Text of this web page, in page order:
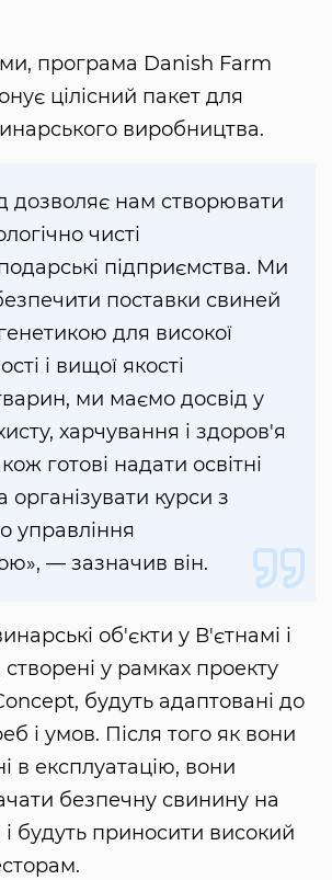
програма Danish Farm
цілісний пакет для
виробництва.
дозволяє нам створювати
чисті
підприємства. Ми
поставки свиней
для високої
і вищої якості
ми маємо досвід у
харчування і здоров'я
готові надати освітні
організувати курси з
управління
— зазначив він.
об'єкти у В'єтнамі і
створені у рамках проекту
будуть адаптовані до
і умов. Після того як вони
в експлуатацію, вони
безпечну свинину на
і будуть приносити високий